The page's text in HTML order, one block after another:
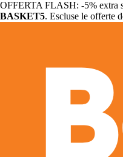
OFFERTA FLASH: -5% extra
BASKET5. Escluse le offerte